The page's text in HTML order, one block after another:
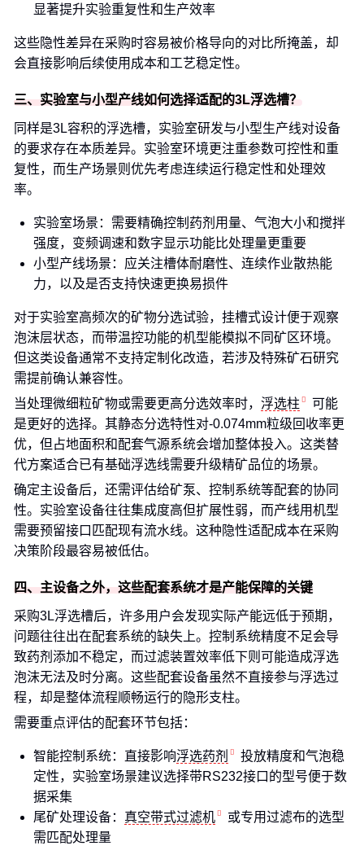
显著提升实验重复性和生产效率
这些隐性差异在采购时容易被价格导向的对比所掩盖，却
会直接影响后续使用成本和工艺稳定性。
三、实验室与小型产线如何选择适配的3L浮选槽？
同样是3L容积的浮选槽，实验室研发与小型生产线对设备
的要求存在本质差异。实验室环境更注重参数可控性和重
复性，而生产场景则优先考虑连续运行稳定性和处理效
率。
实验室场景：需要精确控制药剂用量、气泡大小和搅拌
强度，变频调速和数字显示功能比处理量更重要
小型产线场景：应关注槽体耐磨性、连续作业散热能
力，以及是否支持快速更换易损件
对于实验室高频次的矿物分选试验，挂槽式设计便于观察
泡沫层状态，而带温控功能的机型能模拟不同矿区环境。
但这类设备通常不支持定制化改造，若涉及特殊矿石研究
需提前确认兼容性。
当处理微细粒矿物或需要更高分选效率时， 浮选柱
可能
是更好的选择。其静态分选特性对-0.074mm粒级回收率更
优，但占地面积和配套气源系统会增加整体投入。这类替
代方案适合已有基础浮选线需要升级精矿品位的场景。
确定主设备后，还需评估给矿泵、控制系统等配套的协同
性。实验室设备往往集成度高但扩展性弱，而产线用机型
需要预留接口匹配现有流水线。这种隐性适配成本在采购
决策阶段最容易被低估。
四、主设备之外，这些配套系统才是产能保障的关键
采购3L浮选槽后，许多用户会发现实际产能远低于预期，
问题往往出在配套系统的缺失上。控制系统精度不足会导
致药剂添加不稳定，而过滤装置效率低下则可能造成浮选
泡沫无法及时分离。这些配套设备虽然不直接参与浮选过
程，却是整体流程顺畅运行的隐形支柱。
需要重点评估的配套环节包括：
智能控制系统：直接影响浮选药剂
投放精度和气泡稳
定性，实验室场景建议选择带RS232接口的型号便于数
据采集
尾矿处理设备： 真空带式过滤机
或专用过滤布的选型
需匹配处理量